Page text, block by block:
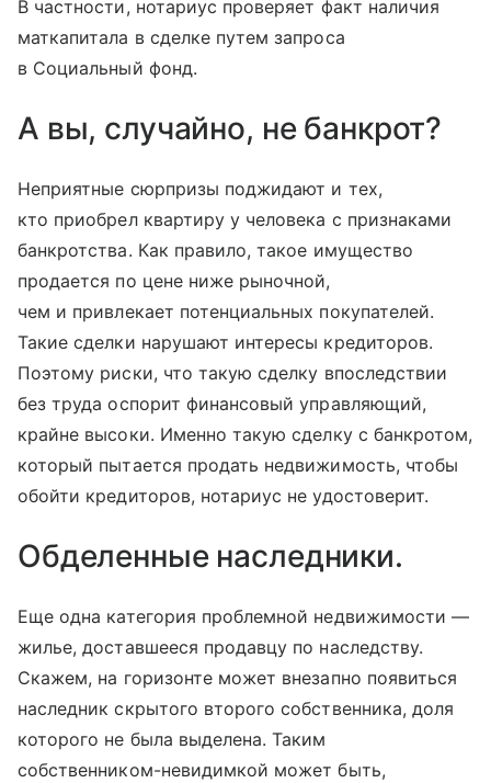
В частности, нотариус проверяет факт наличия
маткапитала в сделке путем запроса
в Социальный фонд.
А вы, случайно, не банкрот?
Неприятные сюрпризы поджидают и тех,
кто приобрел квартиру у человека с признаками
банкротства. Как правило, такое имущество
продается по цене ниже рыночной,
чем и привлекает потенциальных покупателей.
Такие сделки нарушают интересы кредиторов.
Поэтому риски, что такую сделку впоследствии
без труда оспорит финансовый управляющий,
крайне высоки. Именно такую сделку с банкротом,
который пытается продать недвижимость, чтобы
обойти кредиторов, нотариус не удостоверит.
Обделенные наследники.
Еще одна категория проблемной недвижимости —
жилье, доставшееся продавцу по наследству.
Скажем, на горизонте может внезапно появиться
наследник скрытого второго собственника, доля
которого не была выделена. Таким
собственником-невидимкой может быть,